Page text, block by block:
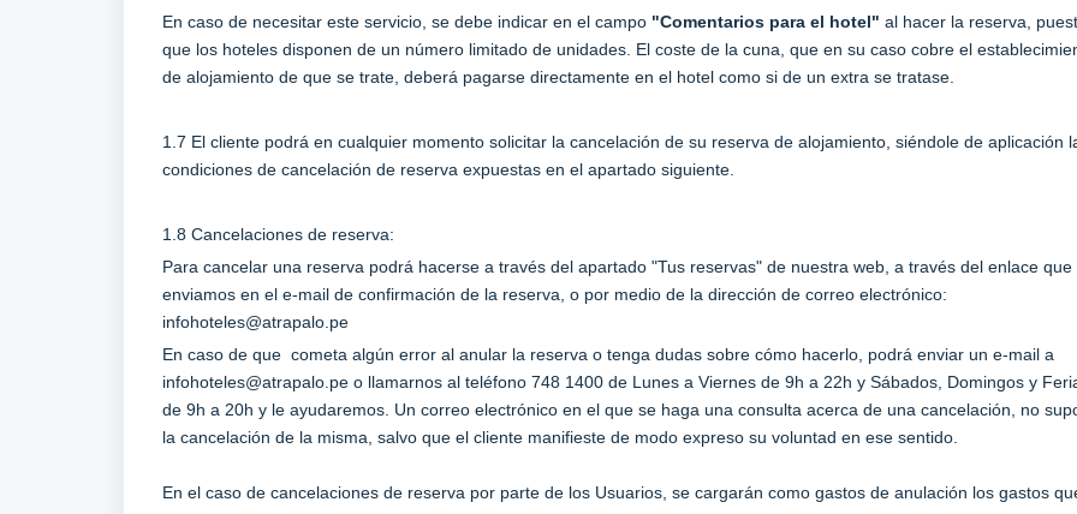
En caso de necesitar este servicio, se debe indicar en el campo "Comentarios para el hotel" al hacer la reserva,
que los hoteles disponen de un número limitado de unidades. El coste de la cuna, que en su caso cobre el
de alojamiento de que se trate, deberá pagarse directamente en el hotel como si de un extra se tratase.
1.7 El cliente podrá en cualquier momento solicitar la cancelación de su reserva de alojamiento, siéndole de aplicación
condiciones de cancelación de reserva expuestas en el apartado siguiente.
1.8 Cancelaciones de reserva:
Para cancelar una reserva podrá hacerse a través del apartado "Tus reservas" de nuestra web, a través del enlace que
enviamos en el e-mail de confirmación de la reserva, o por medio de la dirección de correo electrónico:
infohoteles@atrapalo.pe
En caso de que cometa algún error al anular la reserva o tenga dudas sobre cómo hacerlo, podrá enviar un e-mail a
infohoteles@atrapalo.pe o llamarnos al teléfono 748 1400 de Lunes a Viernes de 9h a 22h y Sábados, Domingos y
de 9h a 20h y le ayudaremos. Un correo electrónico en el que se haga una consulta acerca de una cancelación, no
la cancelación de la misma, salvo que el cliente manifieste de modo expreso su voluntad en ese sentido.
En el caso de cancelaciones de reserva por parte de los Usuarios, se cargarán como gastos de anulación los gastos